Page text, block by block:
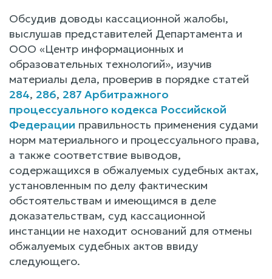
Обсудив доводы кассационной жалобы,
выслушав представителей Департамента и
ООО «Центр информационных и
образовательных технологий», изучив
материалы дела, проверив в порядке статей
284, 286, 287 Арбитражного
процессуального кодекса Российской
Федерации правильность применения судами
норм материального и процессуального права,
а также соответствие выводов,
содержащихся в обжалуемых судебных актах,
установленным по делу фактическим
обстоятельствам и имеющимся в деле
доказательствам, суд кассационной
инстанции не находит оснований для отмены
обжалуемых судебных актов ввиду
следующего.